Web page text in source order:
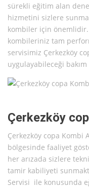
sürekli eğitim alan
hizmetini sizlere
kombiler için
kombileriniz tam
servisimiz Çerkezköy
uygulayabileceği
Çerkezköy
Çerkezköy copa Kombi
bölgesinde faaliyet
her arızada sizlere
tamir kabiliyeti
Servisi ile konusunda